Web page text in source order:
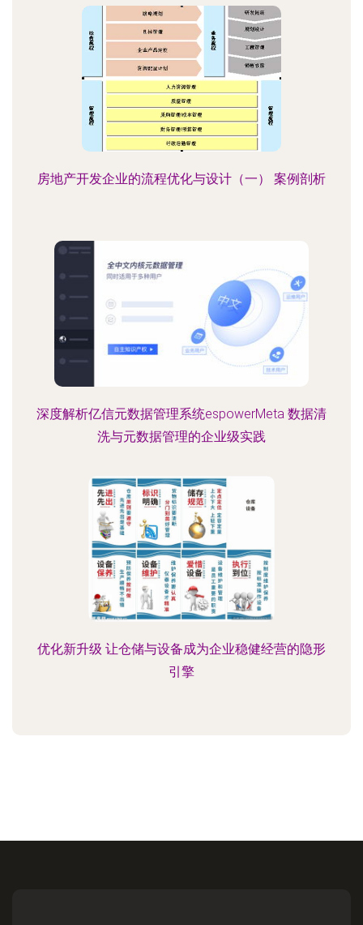
房地产开发企业的流程优化与设计（一） 案例剖析
深度解析亿信元数据管理系统espowerMeta 数据清
洗与元数据管理的企业级实践
优化新升级 让仓储与设备成为企业稳健经营的隐形
引擎